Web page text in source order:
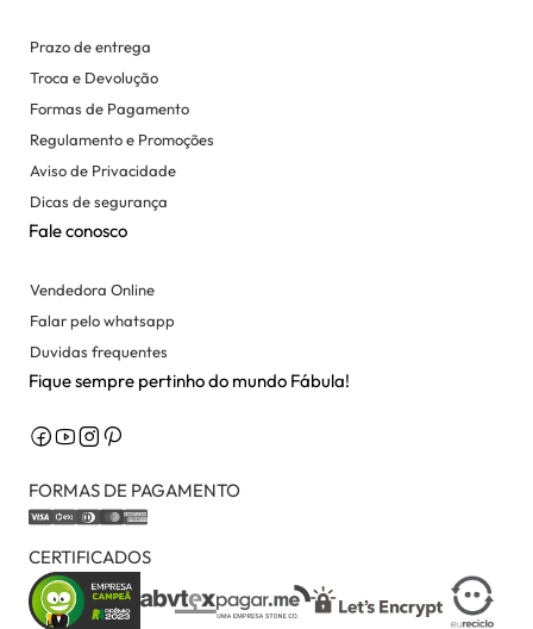
Prazo de entrega
Troca e Devolução
Formas de Pagamento
Regulamento e Promoções
Aviso de Privacidade
Dicas de segurança
Fale conosco
Vendedora Online
Falar pelo whatsapp
Duvidas frequentes
Fique sempre pertinho do mundo Fábula!
FORMAS DE PAGAMENTO
CERTIFICADOS